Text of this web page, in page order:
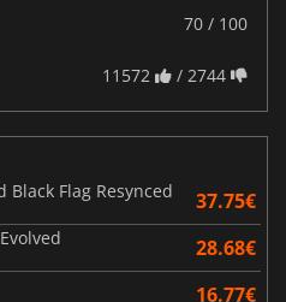
70 / 100
11572 / 2744
Black Flag Resynced
37.75€
28.68€
16.77€